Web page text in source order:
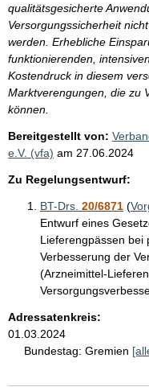
qualitätsgesicherte
Versorgungssicherheit
werden. Erhebliche
funktionierenden,
Kostendruck in diesem
Marktverengungen, die zu
können.
Bereitgestellt von:
e.V. (vfa) am 27.06.2024
Zu Regelungsentwurf:
BT-Drs. 20/6871 (
Entwurf eines
Lieferengpässen bei
Verbesserung der
(Arzneimittel-
Adressatenkreis:
01.03.2024
Bundestag: Gremien